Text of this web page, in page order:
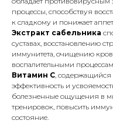
процессы, способствуя
к сладкому и понижает
Экстракт сабельника
суставах, восстановлению
иммунитета, очищению
воспалительными
Витамин C, содержащийся
эффективность и
болезненные ощущения в
тренировок, повысить
состояние.